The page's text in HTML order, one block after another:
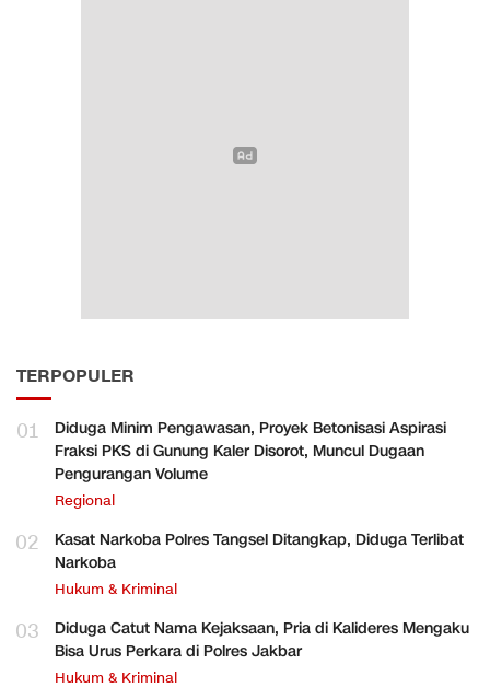
TERPOPULER
01
Diduga Minim Pengawasan, Proyek Betonisasi Aspirasi
Fraksi PKS di Gunung Kaler Disorot, Muncul Dugaan
Pengurangan Volume
Regional
02
Kasat Narkoba Polres Tangsel Ditangkap, Diduga Terlibat
Narkoba
Hukum & Kriminal
03
Diduga Catut Nama Kejaksaan, Pria di Kalideres Mengaku
Bisa Urus Perkara di Polres Jakbar
Hukum & Kriminal